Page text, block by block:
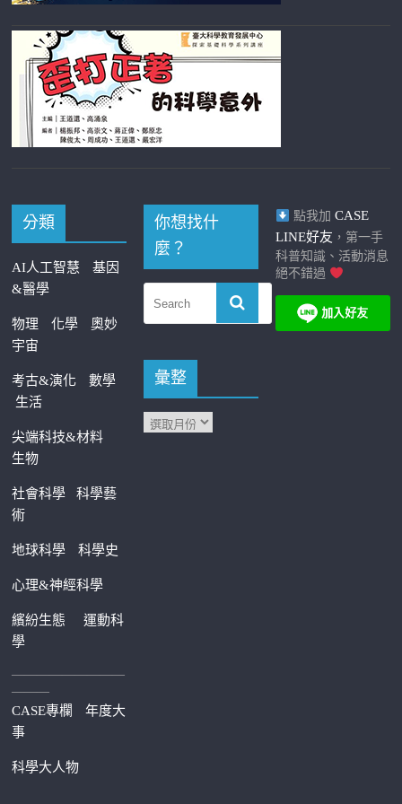
分類
AI人工智慧
基因
&醫學
物理 化學
奧妙
宇宙
考古&演化
數學
生活
尖端科技&材料
生物
社會科學科學藝
術
地球科學 科學史
心理&神經科學
繽紛生態運動科
學
—————————
———
CASE專欄
年度大
事
科學大人物
你想找什
麼？
彙整
點我加 CASE
LINE好友 ，第一手
科普知識、活動消息
絕不錯過